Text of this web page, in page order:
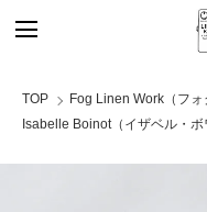
TOP
Fog Linen Work（フォ
Isabelle Boinot（イザベル・ボ